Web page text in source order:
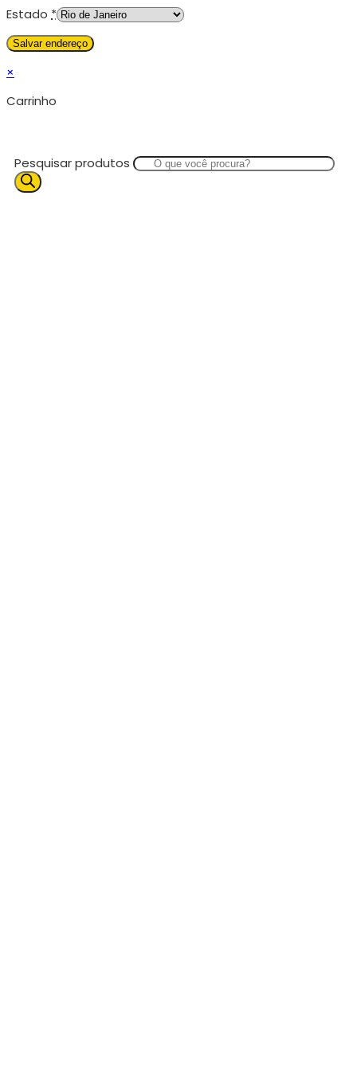
Estado *
×
Carrinho
Pesquisar produtos